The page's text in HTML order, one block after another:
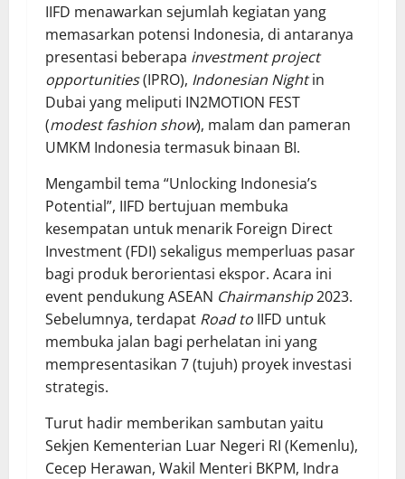
IIFD menawarkan sejumlah kegiatan yang
memasarkan potensi Indonesia, di antaranya
presentasi beberapa investment project
opportunities(IPRO), Indonesian Nightin
Dubai yang meliputi IN2MOTION FEST
(modest fashion show), malam dan pameran
UMKM Indonesia termasuk binaan BI.
Mengambil tema “Unlocking Indonesia’s
Potential”, IIFD bertujuan membuka
kesempatan untuk menarik Foreign Direct
Investment (FDI) sekaligus memperluas pasar
bagi produk berorientasi ekspor. Acara ini
event pendukung ASEAN Chairmanship2023.
Sebelumnya, terdapat Road to IIFD untuk
membuka jalan bagi perhelatan ini yang
mempresentasikan 7 (tujuh) proyek investasi
strategis.
Turut hadir memberikan sambutan yaitu
Sekjen Kementerian Luar Negeri RI (Kemenlu),
Cecep Herawan, Wakil Menteri BKPM, Indra